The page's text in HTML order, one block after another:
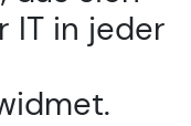
IT in jeder